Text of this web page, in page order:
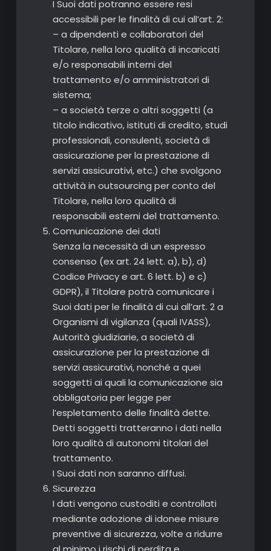
I Suoi dati potranno essere resi
accessibili per le finalità di cui all’art. 2:
– a dipendenti e collaboratori del
Titolare, nella loro qualità di incaricati
e/o responsabili interni del
trattamento e/o amministratori di
sistema;
– a società terze o altri soggetti (a
titolo indicativo, istituti di credito, studi
professionali, consulenti, società di
assicurazione per la prestazione di
servizi assicurativi, etc.) che svolgono
attività in outsourcing per conto del
Titolare, nella loro qualità di
responsabili esterni del trattamento.
Comunicazione dei dati
Senza la necessità di un espresso
consenso (ex art. 24 lett. a), b), d)
Codice Privacy e art. 6 lett. b) e c)
GDPR), il Titolare potrà comunicare i
Suoi dati per le finalità di cui all’art. 2 a
Organismi di vigilanza (quali IVASS),
Autorità giudiziarie, a società di
assicurazione per la prestazione di
servizi assicurativi, nonché a quei
soggetti ai quali la comunicazione sia
obbligatoria per legge per
l’espletamento delle finalità dette.
Detti soggetti tratteranno i dati nella
loro qualità di autonomi titolari del
trattamento.
I Suoi dati non saranno diffusi.
Sicurezza
I dati vengono custoditi e controllati
mediante adozione di idonee misure
preventive di sicurezza, volte a ridurre